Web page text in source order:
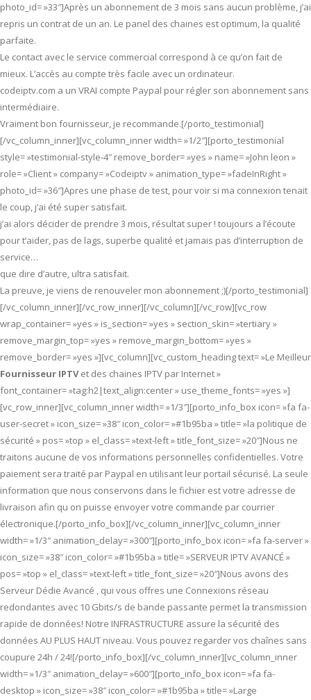
photo_id= »33″]Après un abonnement de 3 mois sans aucun problème, j’ai
repris un contrat de un an. Le panel des chaines est optimum, la qualité
parfaite.
Le contact avec le service commercial correspond à ce qu’on fait de
mieux. L’accès au compte très facile avec un ordinateur.
codeiptv.com a un VRAI compte Paypal pour régler son abonnement sans
intermédiaire.
Vraiment bon fournisseur, je recommande.[/porto_testimonial]
[/vc_column_inner][vc_column_inner width= »1/2″][porto_testimonial
style= »testimonial-style-4″ remove_border= »yes » name= »John leon »
role= »Client » company= »Codeiptv » animation_type= »fadeInRight »
photo_id= »36″]Apres une phase de test, pour voir si ma connexion tenait
le coup, j’ai été super satisfait.
j’ai alors décider de prendre 3 mois, résultat super ! toujours a l’écoute
pour t’aider, pas de lags, superbe qualité et jamais pas d’interruption de
service…
que dire d’autre, ultra satisfait.
La preuve, je viens de renouveler mon abonnement ;)[/porto_testimonial]
[/vc_column_inner][/vc_row_inner][/vc_column][/vc_row][vc_row
wrap_container= »yes » is_section= »yes » section_skin= »tertiary »
remove_margin_top= »yes » remove_margin_bottom= »yes »
remove_border= »yes »][vc_column][vc_custom_heading text= »Le Meilleur
Fournisseur IPTVet des chaines IPTV par Internet »
font_container= »tag:h2|text_align:center » use_theme_fonts= »yes »]
[vc_row_inner][vc_column_inner width= »1/3″][porto_info_box icon= »fa fa-
user-secret » icon_size= »38″ icon_color= »#1b95ba » title= »la politique de
sécurité » pos= »top » el_class= »text-left » title_font_size= »20″]Nous ne
traitons aucune de vos informations personnelles confidentielles. Votre
paiement sera traité par Paypal en utilisant leur portail sécurisé. La seule
information que nous conservons dans le fichier est votre adresse de
livraison afin qu on puisse envoyer votre commande par courrier
électronique.[/porto_info_box][/vc_column_inner][vc_column_inner
width= »1/3″ animation_delay= »300″][porto_info_box icon= »fa fa-server »
icon_size= »38″ icon_color= »#1b95ba » title= »SERVEUR IPTV AVANCÉ »
pos= »top » el_class= »text-left » title_font_size= »20″]Nous avons des
Serveur Dédie Avancé , qui vous offres une Connexions réseau
redondantes avec 10 Gbits/s de bande passante permet la transmission
rapide de données! Notre INFRASTRUCTURE assure la sécurité des
données AU PLUS HAUT niveau. Vous pouvez regarder vos chaînes sans
coupure 24h / 24![/porto_info_box][/vc_column_inner][vc_column_inner
width= »1/3″ animation_delay= »600″][porto_info_box icon= »fa fa-
desktop » icon_size= »38″ icon_color= »#1b95ba » title= »Large